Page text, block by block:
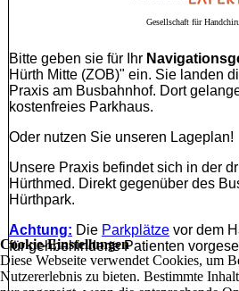
Gesellschaft für
Bitte geben sie für Ihr
Hürth Mitte (ZOB)" ein. Sie landen
Praxis am Busbahnhof. Dort
kostenfreies Parkhaus.
Oder nutzen Sie unseren Lageplan!
Unsere Praxis befindet sich in der
Hürthmed. Direkt gegenüber des
Hürthpark.
Achtung: Die Parkplätzevor dem
für gehbehinderte Patienten
Cookie-Einstellungen
Diese Webseite verwendet Cookies, um
Nutzererlebnis zu bieten. Bestimmte